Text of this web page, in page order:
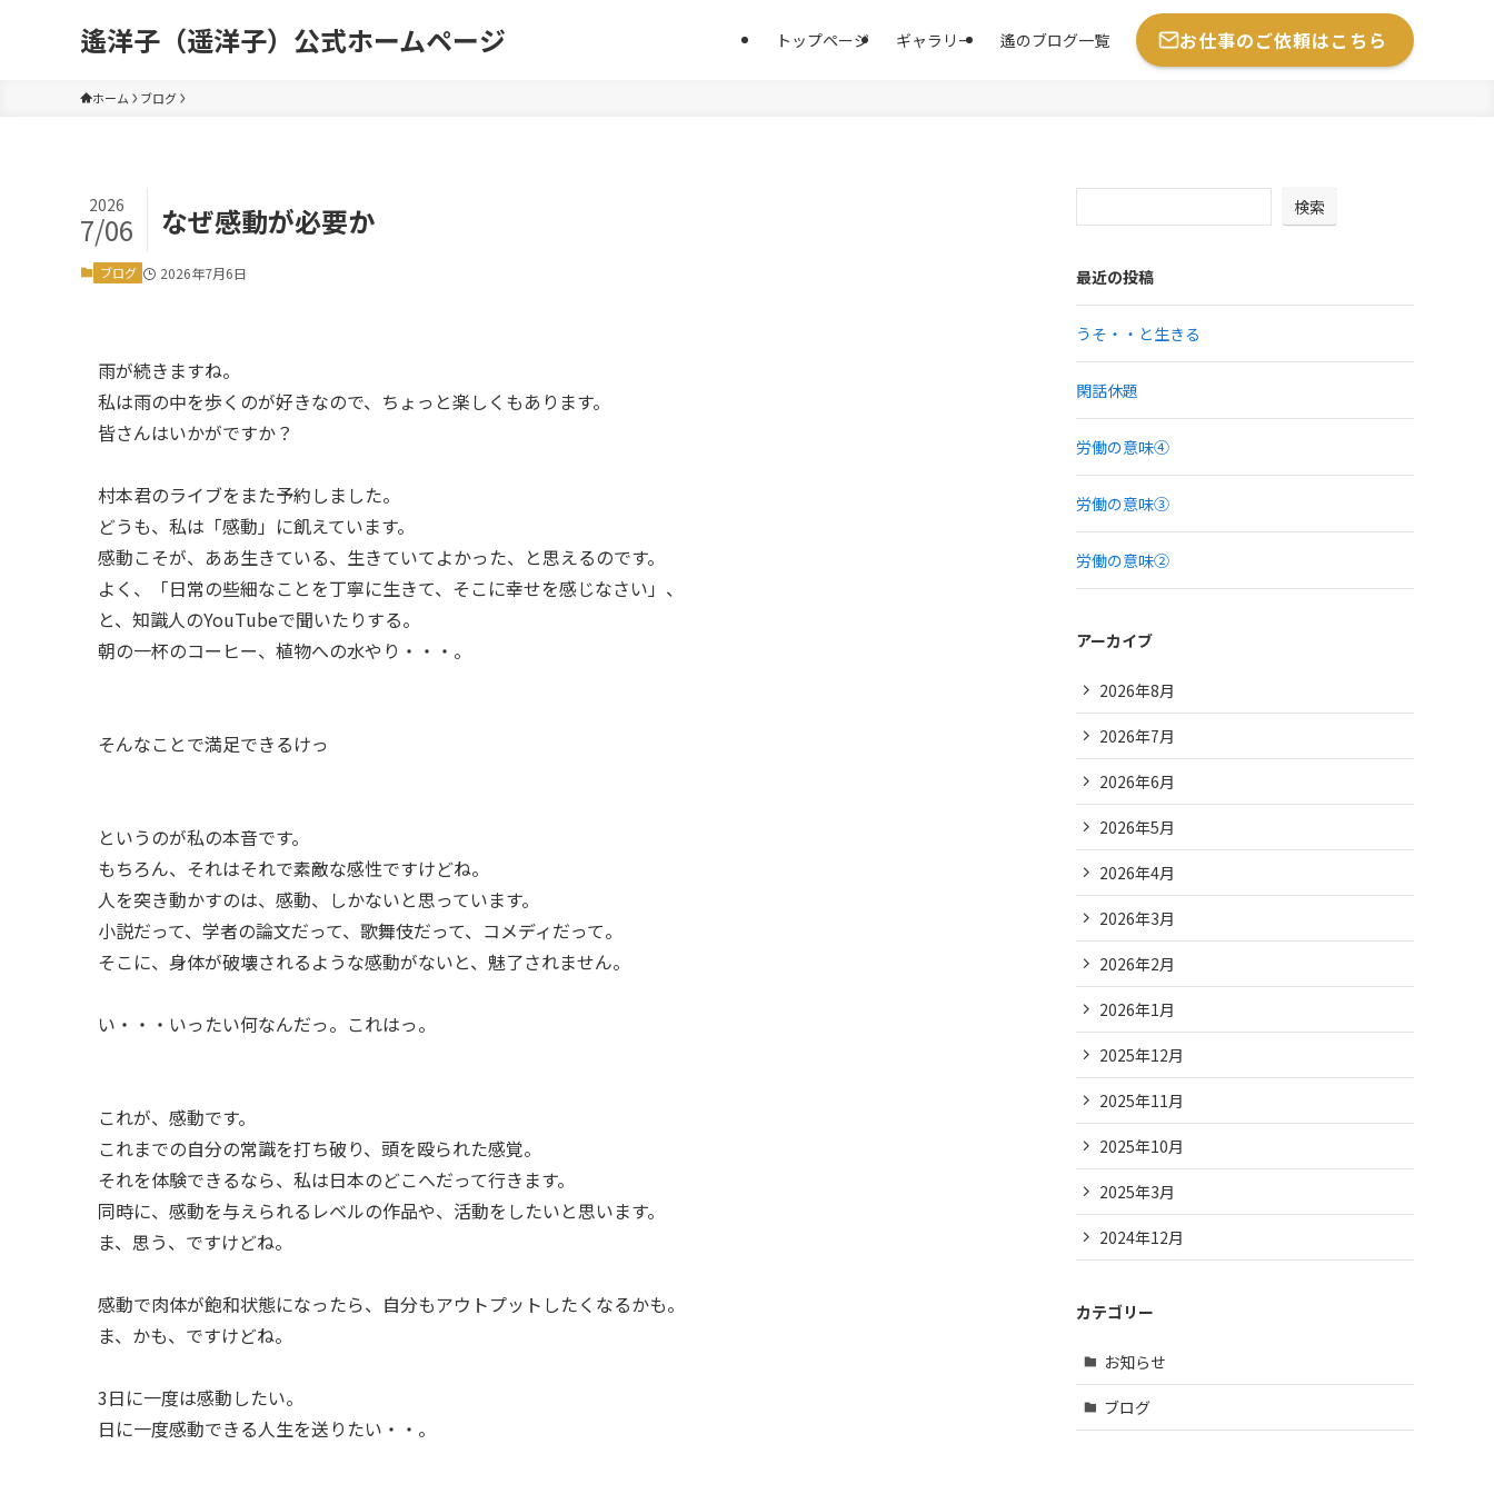
遙洋子（遥洋子）公式ホームページ トップページ ギャラリー 遙のブログ一覧 お仕事のご依頼はこちら
ホーム ブログ
なぜ感動が必要か
2026
7/06
ブログ 2026年7月6日
雨が続きますね。
私は雨の中を歩くのが好きなので、ちょっと楽しくもあります。
皆さんはいかがですか？
村本君のライブをまた予約しました。
どうも、私は「感動」に飢えています。
感動こそが、ああ生きている、生きていてよかった、と思えるのです。
よく、「日常の些細なことを丁寧に生きて、そこに幸せを感じなさい」、
と、知識人のYouTubeで聞いたりする。
朝の一杯のコーヒー、植物への水やり・・・。
そんなことで満足できるけっ
というのが私の本音です。
もちろん、それはそれで素敵な感性ですけどね。
人を突き動かすのは、感動、しかないと思っています。
小説だって、学者の論文だって、歌舞伎だって、コメディだって。
そこに、身体が破壊されるような感動がないと、魅了されません。
い・・・いったい何なんだっ。これはっ。
これが、感動です。
これまでの自分の常識を打ち破り、頭を殴られた感覚。
それを体験できるなら、私は日本のどこへだって行きます。
同時に、感動を与えられるレベルの作品や、活動をしたいと思います。
ま、思う、ですけどね。
感動で肉体が飽和状態になったら、自分もアウトプットしたくなるかも。
ま、かも、ですけどね。
3日に一度は感動したい。
日に一度感動できる人生を送りたい・・。
検索
最近の投稿
うそ・・と生きる
閑話休題
労働の意味④
労働の意味③
労働の意味②
アーカイブ
2026年8月
2026年7月
2026年6月
2026年5月
2026年4月
2026年3月
2026年2月
2026年1月
2025年12月
2025年11月
2025年10月
2025年3月
2024年12月
カテゴリー
お知らせ
ブログ